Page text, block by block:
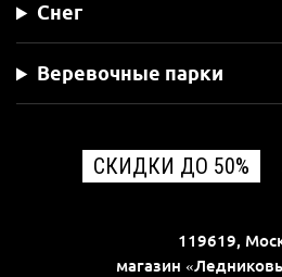
Снег
Веревочные парки
СКИДКИ ДО 50%
119619,
магазин